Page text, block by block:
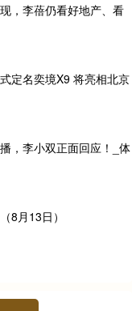
，李蓓仍看好地产、看
定名奕境X9 将亮相北京
，李小双正面回应！_体
8月13日）